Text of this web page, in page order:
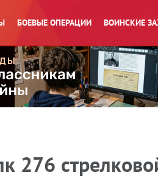
БОЕВЫЕ ОПЕРАЦИИ ВОИНСКИЕ
276